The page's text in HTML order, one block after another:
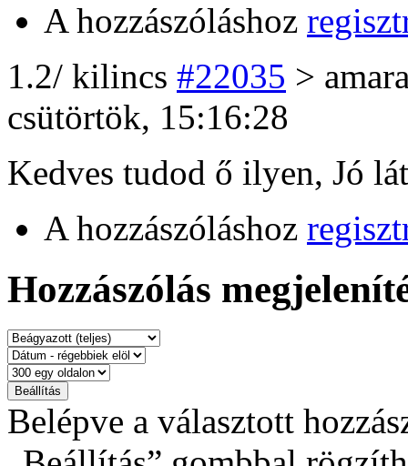
A hozzászóláshoz
1.2/ kilincs #22035 >
csütörtök, 15:16:28
Kedves tudod ő ilyen, Jó
A hozzászóláshoz
Hozzászólás
Belépve a választott